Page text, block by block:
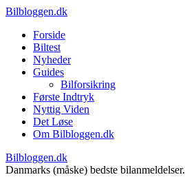
Bilbloggen.dk
Forside
Biltest
Nyheder
Guides
Bilforsikring
Første Indtryk
Nyttig Viden
Det Løse
Om Bilbloggen.dk
Bilbloggen.dk
Danmarks (måske) bedste bilanmeldelser.